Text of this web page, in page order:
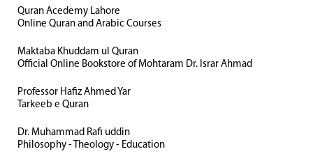
Quran Acedemy Lahore
Online Quran and Arabic Courses
Maktaba Khuddam ul Quran
Official Online Bookstore of Mohtaram Dr. Israr Ahmad
Professor Hafiz Ahmed Yar
Tarkeeb e Quran
Dr. Muhammad Rafi uddin
Philosophy - Theology - Education